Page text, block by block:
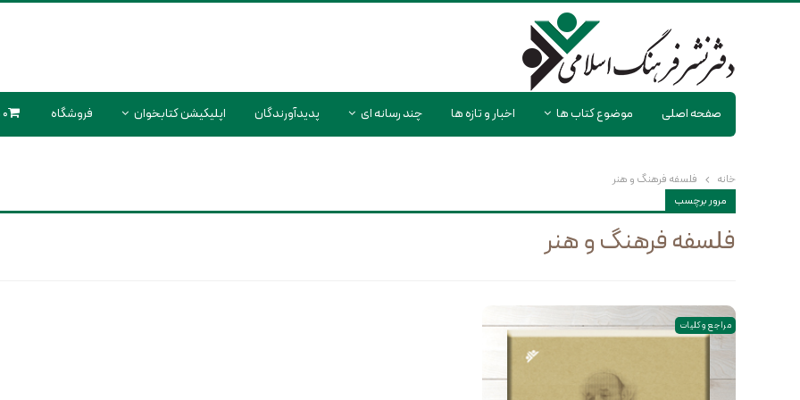
صفحه اصلی موضوع کتاب ها اخبار و تازه ها چند رسانه ای پدیدآورندگان اپلیکیشن کتابخوان فروشگاه 0 محصول
خانه
فلسفه فرهنگ و هنر
مرور برچسب
فلسفه فرهنگ و هنر
مراجع و کلیات